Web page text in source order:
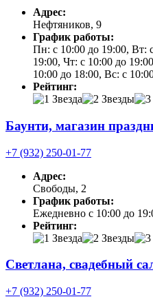
Адрес:
Нефтяников, 9
График работы:
Пн: с 10:00 до 19:00, Вт:
19:00, Чт: с 10:00 до
10:00 до 18:00, Вс: с
Рейтинг:
Баунти, магазин
+7 (932) 250-01-77
Адрес:
Свободы, 2
График работы:
Ежедневно с 10:00 до
Рейтинг:
Светлана, свадебный
+7 (932) 250-01-77